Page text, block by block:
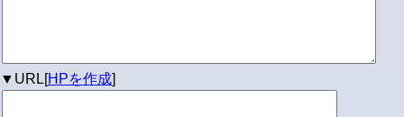
▼URL[HPを作成]